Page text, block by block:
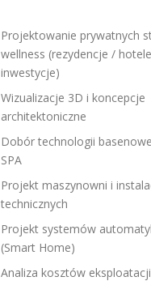
Projektowanie prywatnych
wellness (rezydencje /
inwestycje)
Wizualizacje 3D i koncepcje
architektoniczne
Dobór technologii
SPA
Projekt maszynowni i
technicznych
Projekt systemów
(Smart Home)
Analiza kosztów